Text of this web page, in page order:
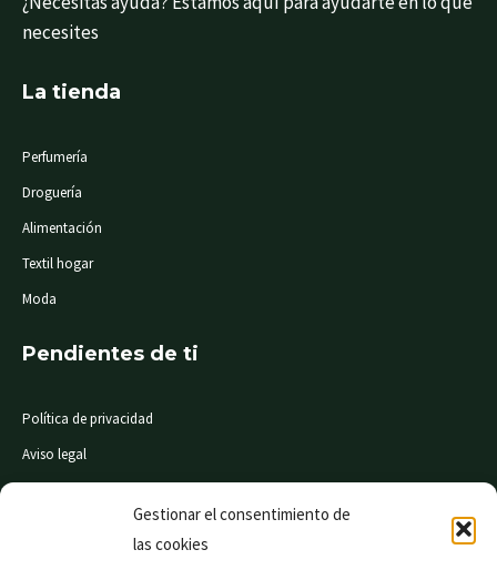
Gestionar el consentimiento de
las cookies
necesites
La tienda
Perfumería
Droguería
Alimentación
Textil hogar
Moda
Pendientes de ti
Política de privacidad
Aviso legal